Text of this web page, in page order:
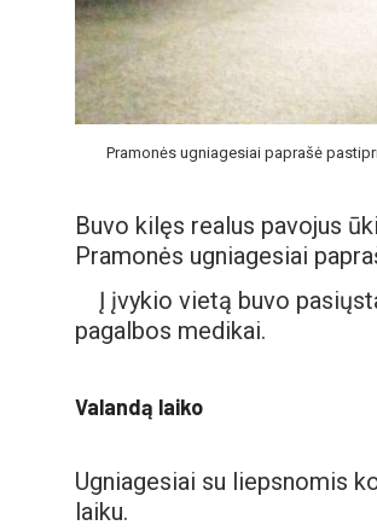
Pramonės ugniagesiai paprašė
Buvo kilęs realus pavojus
Pramonės ugniagesiai
Į įvykio vietą buvo
pagalbos medikai.
Valandą laiko
Ugniagesiai su liepsnomis
laiku.